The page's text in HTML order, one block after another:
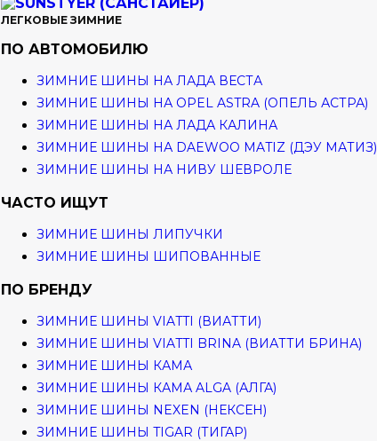
ЛЕГКОВЫЕ ЗИМНИЕ
ПО АВТОМОБИЛЮ
ЗИМНИЕ ШИНЫ НА ЛАДА ВЕСТА
ЗИМНИЕ ШИНЫ НА OPEL ASTRA (ОПЕЛЬ АСТРА)
ЗИМНИЕ ШИНЫ НА ЛАДА КАЛИНА
ЗИМНИЕ ШИНЫ НА DAEWOO MATIZ (ДЭУ МАТИЗ)
ЗИМНИЕ ШИНЫ НА НИВУ ШЕВРОЛЕ
ЧАСТО ИЩУТ
ЗИМНИЕ ШИНЫ ЛИПУЧКИ
ЗИМНИЕ ШИНЫ ШИПОВАННЫЕ
ПО БРЕНДУ
ЗИМНИЕ ШИНЫ VIATTI (ВИАТТИ)
ЗИМНИЕ ШИНЫ VIATTI BRINA (ВИАТТИ БРИНА)
ЗИМНИЕ ШИНЫ КАМА
ЗИМНИЕ ШИНЫ КАМА ALGA (АЛГА)
ЗИМНИЕ ШИНЫ NEXEN (НЕКСЕН)
ЗИМНИЕ ШИНЫ TIGAR (ТИГАР)